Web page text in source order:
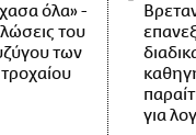
όλα» -
του
των
για